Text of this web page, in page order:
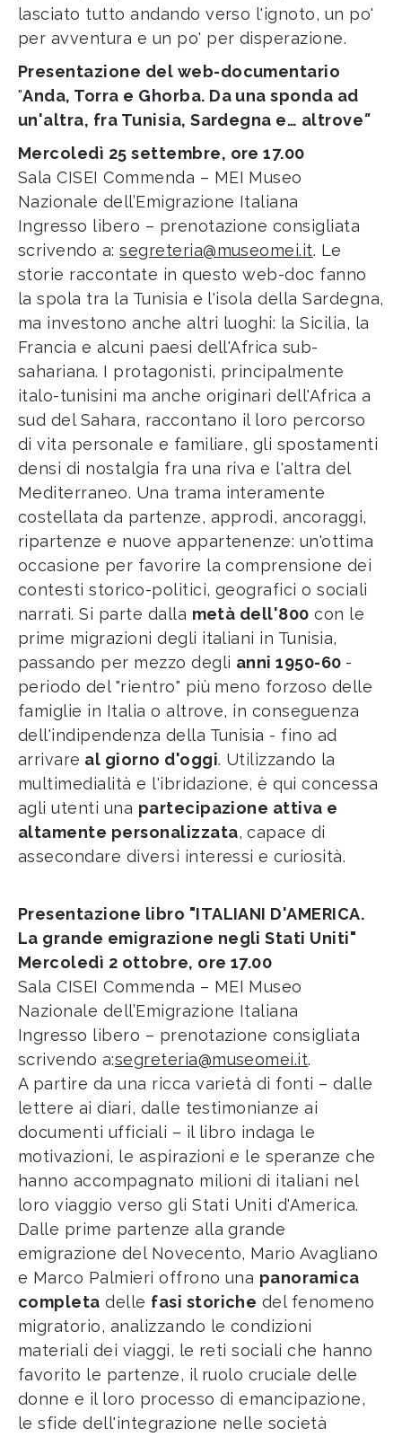
lasciato tutto andando verso l'ignoto, un po'
per avventura e un po' per disperazione.
Presentazione del web-documentario
"Anda, Torra e Ghorba. Da una sponda ad
un'altra, fra Tunisia, Sardegna e… altrove"
Mercoledì 25 settembre, ore 17.00
Sala CISEI Commenda – MEI Museo
Nazionale dell’Emigrazione Italiana
Ingresso libero – prenotazione consigliata
scrivendo a:segreteria@museomei.it. Le
storie raccontate in questo web-doc fanno
la spola tra la Tunisia e l'isola della Sardegna,
ma investono anche altri luoghi: la Sicilia, la
Francia e alcuni paesi dell'Africa sub-
sahariana. I protagonisti, principalmente
italo-tunisini ma anche originari dell'Africa a
sud del Sahara, raccontano il loro percorso
di vita personale e familiare, gli spostamenti
densi di nostalgia fra una riva e l'altra del
Mediterraneo. Una trama interamente
costellata da partenze, approdi, ancoraggi,
ripartenze e nuove appartenenze: un'ottima
occasione per favorire la comprensione dei
contesti storico-politici, geografici o sociali
narrati. Si parte dalla metà dell'800 con le
prime migrazioni degli italiani in Tunisia,
passando per mezzo degli anni 1950-60 -
periodo del "rientro" più meno forzoso delle
famiglie in Italia o altrove, in conseguenza
dell'indipendenza della Tunisia - fino ad
arrivare al giorno d'oggi. Utilizzando la
multimedialità e l'ibridazione, è qui concessa
agli utenti una partecipazione attiva e
altamente personalizzata, capace di
assecondare diversi interessi e curiosità.
Presentazione libro "ITALIANI D'AMERICA.
La grande emigrazione negli Stati Uniti"
Mercoledì 2 ottobre, ore 17.00
Sala CISEI Commenda – MEI Museo
Nazionale dell’Emigrazione Italiana
Ingresso libero – prenotazione consigliata
scrivendo a:segreteria@museomei.it.
A partire da una ricca varietà di fonti – dalle
lettere ai diari, dalle testimonianze ai
documenti ufficiali – il libro indaga le
motivazioni, le aspirazioni e le speranze che
hanno accompagnato milioni di italiani nel
loro viaggio verso gli Stati Uniti d'America.
Dalle prime partenze alla grande
emigrazione del Novecento, Mario Avagliano
e Marco Palmieri offrono una panoramica
completa delle fasi storiche del fenomeno
migratorio, analizzando le condizioni
materiali dei viaggi, le reti sociali che hanno
favorito le partenze, il ruolo cruciale delle
donne e il loro processo di emancipazione,
le sfide dell'integrazione nelle società